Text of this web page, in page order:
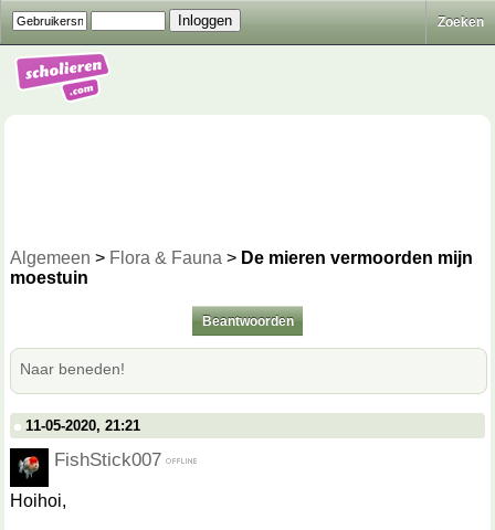
Zoeken
Algemeen > Flora & Fauna > De mieren vermoorden mijn
moestuin
Beantwoorden
Naar beneden!
11-05-2020, 21:21
FishStick007
Hoihoi,